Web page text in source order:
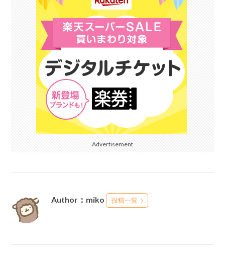
Advertisement
Author：miko 投稿一覧